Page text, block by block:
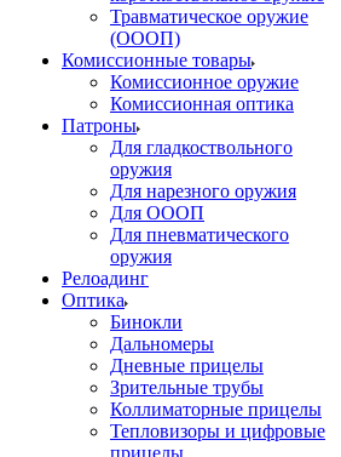
Травматическое оружие
(ОООП)
Комиссионные товары
Комиссионное оружие
Комиссионная оптика
Патроны
Для гладкоствольного
оружия
Для нарезного оружия
Для ОООП
Для пневматического
оружия
Релоадинг
Оптика
Бинокли
Дальномеры
Дневные прицелы
Зрительные трубы
Коллиматорные прицелы
Тепловизоры и цифровые
прицелы